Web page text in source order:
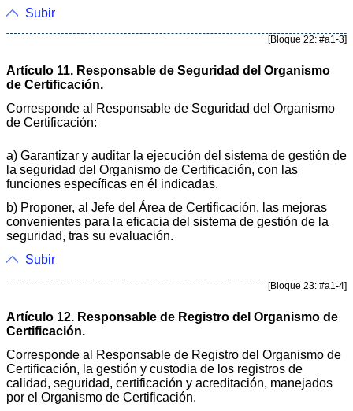
Subir
[Bloque 22: #a1-3]
Artículo 11. Responsable de Seguridad del Organismo
de Certificación.
Corresponde al Responsable de Seguridad del Organismo
de Certificación:
a) Garantizar y auditar la ejecución del sistema de gestión de
la seguridad del Organismo de Certificación, con las
funciones específicas en él indicadas.
b) Proponer, al Jefe del Área de Certificación, las mejoras
convenientes para la eficacia del sistema de gestión de la
seguridad, tras su evaluación.
Subir
[Bloque 23: #a1-4]
Artículo 12. Responsable de Registro del Organismo de
Certificación.
Corresponde al Responsable de Registro del Organismo de
Certificación, la gestión y custodia de los registros de
calidad, seguridad, certificación y acreditación, manejados
por el Organismo de Certificación.